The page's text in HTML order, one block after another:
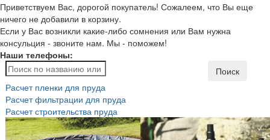
Приветствуем Вас, дорогой покупатель! Сожалеем, что Вы еще
ничего не добавили в корзину.
Если у Вас возникли какие-либо сомнения или Вам нужна
консульция - звоните нам. Мы - поможем!
Наши телефоны:
Поиск
Расчет пленки для пруда
Расчет фильтрации для пруда
Расчет строительства пруда